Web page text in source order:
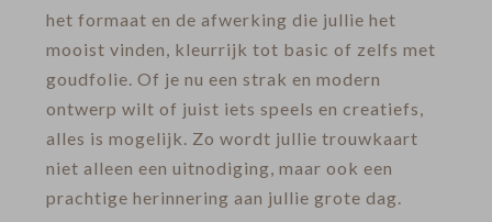
het formaat en de afwerking die jullie het
mooist vinden, kleurrijk tot basic of zelfs met
goudfolie. Of je nu een strak en modern
ontwerp wilt of juist iets speels en creatiefs,
alles is mogelijk. Zo wordt jullie trouwkaart
niet alleen een uitnodiging, maar ook een
prachtige herinnering aan jullie grote dag.